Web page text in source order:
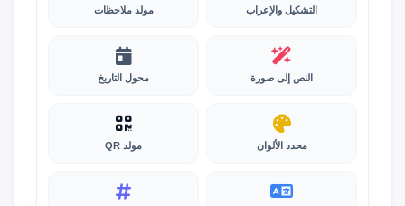
التشكيل والإعراب مولد ملاحظات
النص إلى صورة محول التاريخ
محدد الألوان مولد QR